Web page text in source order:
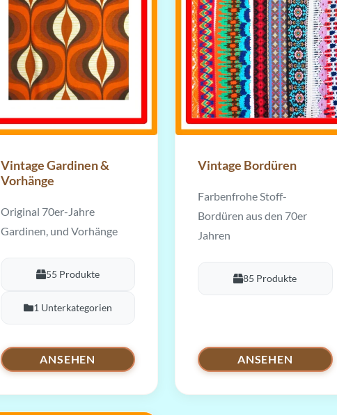
Vintage Gardinen &
Vorhänge
Original 70er-Jahre
Gardinen, und Vorhänge
55 Produkte
1 Unterkategorien
ANSEHEN
Vintage Bordüren
Farbenfrohe Stoff-
Bordüren aus den 70er
Jahren
85 Produkte
ANSEHEN